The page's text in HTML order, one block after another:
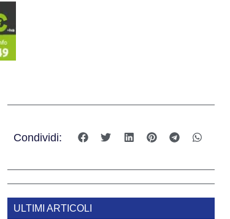
Condividi:
ULTIMI ARTICOLI